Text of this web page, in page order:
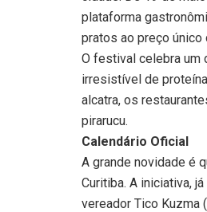
plataforma
pratos ao preço único
O festival celebra um
irresistível de
alcatra, os
pirarucu.
Calendário Oficial
A grande novidade é
Curitiba. A iniciativa,
vereador Tico Kuzma